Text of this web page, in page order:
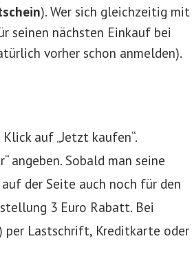
). Wer sich gleichzeitig mit
seinen nächsten Einkauf bei
vorher schon anmelden).
auf „Jetzt kaufen“.
angeben. Sobald man seine
der Seite auch noch für den
3 Euro Rabatt. Bei
per Lastschrift, Kreditkarte oder